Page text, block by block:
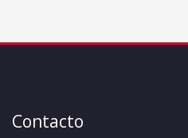
Contacto